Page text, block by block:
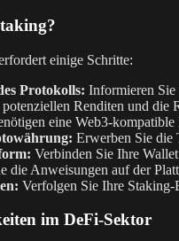
einige Schritte:
Protokolls: Informieren
potenziellen Renditen und
eine Web3-
Erwerben Sie die
Verbinden Sie Ihre
die Anweisungen auf der
Verfolgen Sie Ihre Staking-
im DeFi-Sektor